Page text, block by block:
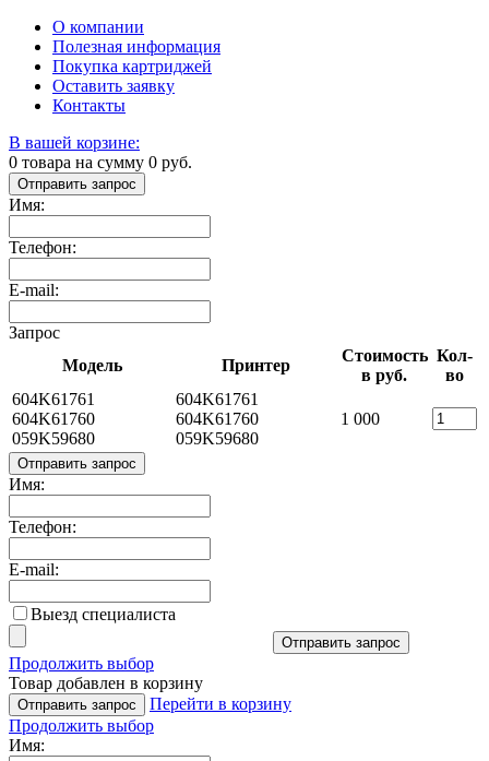
О компании
Полезная информация
Покупка картриджей
Оставить заявку
Контакты
В вашей корзине:
0 товара на сумму 0 руб.
Отправить запрос
Имя:
Телефон:
E-mail:
Запрос
Модель
Принтер
Стоимость
в руб.
Кол-
во
604K61761
604K61760
059K59680
604K61761
604K61760
059K59680
1 000
Отправить запрос
Имя:
Телефон:
E-mail:
Выезд специалиста
Отправить запрос
Продолжить выбор
Товар добавлен в корзину
Отправить запрос
Перейти в корзину
Продолжить выбор
Имя: